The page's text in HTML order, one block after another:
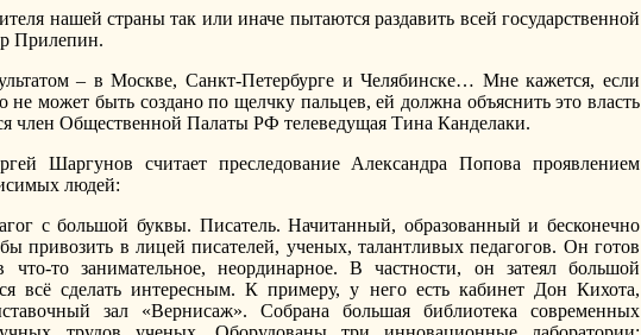
нашей страны так или иначе пытаются раздавить всей государственной
Прилепин.
– в Москве, Санкт-Петербурге и Челябинске… Мне кажется, если
не может быть создано по щелчку пальцев, ей должна объяснить это власть
член Общественной Палаты РФ телеведущая Тина Канделаки.
Шаргунов считает преследование Александра Попова проявлением
людей:
с большой буквы. Писатель. Начитанный, образованный и бесконечно
привозить в лицей писателей, ученых, талантливых педагогов. Он готов
то занимательное, неординарное. В частности, он затеял большой
всё сделать интересным. К примеру, у него есть кабинет Дон Кихота,
зал «Вернисаж». Собрана большая библиотека современных